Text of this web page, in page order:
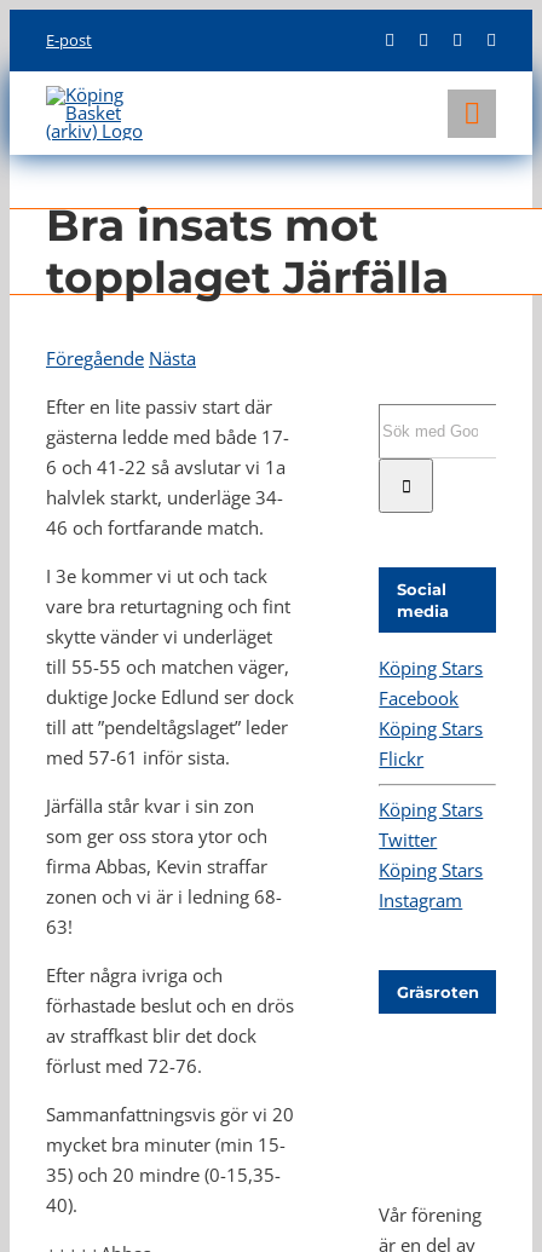
content
E-post
KLUBBEN
LAG
INFO
Bra insats mot
topplaget Järfälla
Föregående Nästa
Efter en lite passiv start där
gästerna ledde med både 17-
6 och 41-22 så avslutar vi 1a
halvlek starkt, underläge 34-
46 och fortfarande match.
I 3e kommer vi ut och tack
vare bra returtagning och fint
skytte vänder vi underläget
till 55-55 och matchen väger,
duktige Jocke Edlund ser dock
till att ”pendeltågslaget” leder
med 57-61 inför sista.
Järfälla står kvar i sin zon
som ger oss stora ytor och
firma Abbas, Kevin straffar
zonen och vi är i ledning 68-
63!
Efter några ivriga och
förhastade beslut och en drös
av straffkast blir det dock
förlust med 72-76.
Sammanfattningsvis gör vi 20
mycket bra minuter (min 15-
35) och 20 mindre (0-15,35-
40).
Social
media
Köping Stars
Facebook
Köping Stars
Flickr
Köping Stars
Twitter
Köping Stars
Instagram
Gräsroten
Vår förening
är en del av